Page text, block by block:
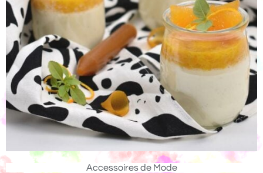
Accessoires de Mode